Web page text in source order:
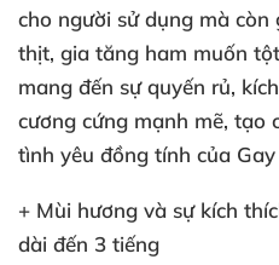
cho người sử dụng mà còn
thịt, gia tăng ham muốn
mang đến sự quyến rủ,
cương cứng mạnh mẽ, tạo
tình yêu đồng tính của Gay
+ Mùi hương và sự kích
dài đến 3 tiếng